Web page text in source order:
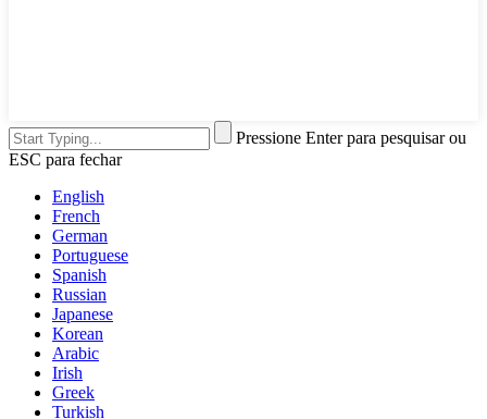
Pressione Enter para pesquisar ou
ESC para fechar
English
French
German
Portuguese
Spanish
Russian
Japanese
Korean
Arabic
Irish
Greek
Turkish